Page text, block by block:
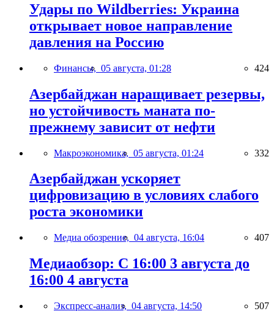
Удары по Wildberries: Украина
открывает новое направление
давления на Россию
Финансы, 05 августа, 01:28 424
Азербайджан наращивает резервы,
но устойчивость маната по-
прежнему зависит от нефти
Макроэкономика, 05 августа, 01:24 332
Азербайджан ускоряет
цифровизацию в условиях слабого
роста экономики
Медиа обозрение, 04 августа, 16:04 407
Медиаобзор: С 16:00 3 августа до
16:00 4 августа
Экспресс-анализ, 04 августа, 14:50 507